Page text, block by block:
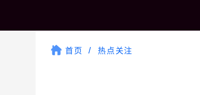
首页 热点关注